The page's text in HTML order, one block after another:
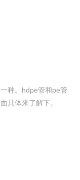
种。hdpe管和pe管
具体来了解下。